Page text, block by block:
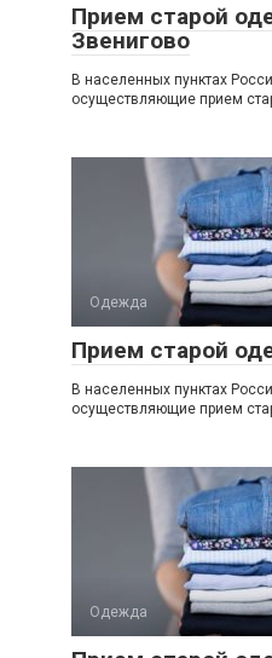
Прием старой
Звенигово
В населенных пунктах
осуществляющие прием
Одежда
Прием старой
В населенных пунктах
осуществляющие прием
Одежда